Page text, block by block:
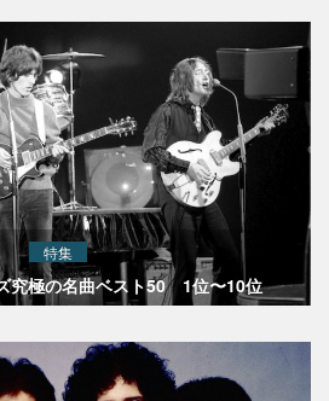
特集
究極の名曲ベスト50 1位〜10位